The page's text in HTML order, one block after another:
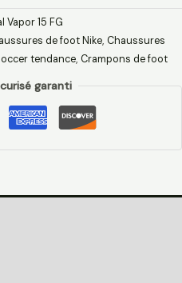
Vapor 15 FG
de foot Nike, Chaussures
tendance, Crampons de foot
garanti